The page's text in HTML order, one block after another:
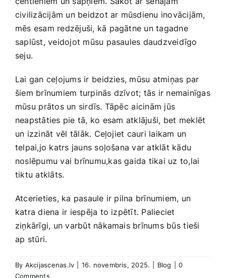
civilizācijām un beidzot ar mūsdienu‌ inovācijām,
mēs esam redzējuši, kā pagātne ‌un tagadne
saplūst, veidojot mūsu pasaules daudzveidīgo
seju.
Lai gan ceļojums ir⁣ beidzies, mūsu atmiņas par
šiem brīnumiem turpinās dzīvot; ‌tās ir nemainīgas
‍mūsu⁣ prātos un‍ sirdīs. Tāpēc⁤ aicinām jūs
neapstāties pie tā, ⁣ko esam atklājuši, bet ⁤meklēt
un izzināt vēl⁤ tālāk. Ceļojiet cauri laikam un ​
telpai,jo katrs jauns soļošana‌ var atklāt kādu
noslēpumu vai brīnumu,kas gaida tikai uz to,lai
tiktu atklāts.
Atcerieties, ka pasaule ​ir pilna brīnumiem, ‍un
katra​ diena ir iespēja ‍to izpētīt. Palieciet⁤
ziņkārīgi, un​ varbūt nākamais brīnums būs ⁤tieši⁤
ap⁤ stūri.
By Akcijascenas.lv 16. novembris, 2025. Blog
0
Comments